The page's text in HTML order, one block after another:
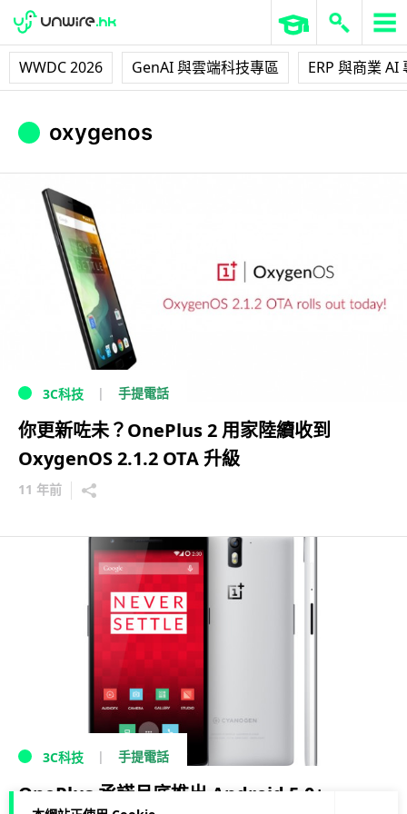
WWDC 2026 GenAI 與雲端科技專區 ERP 與商業 AI
oxygenos
3C科技 手提電話
你更新咗未？OnePlus 2 用家陸續收到
OxygenOS 2.1.2 OTA 升級
11 年前
3C科技 手提電話
OnePlus 承諾月底推出 Android 5.0+